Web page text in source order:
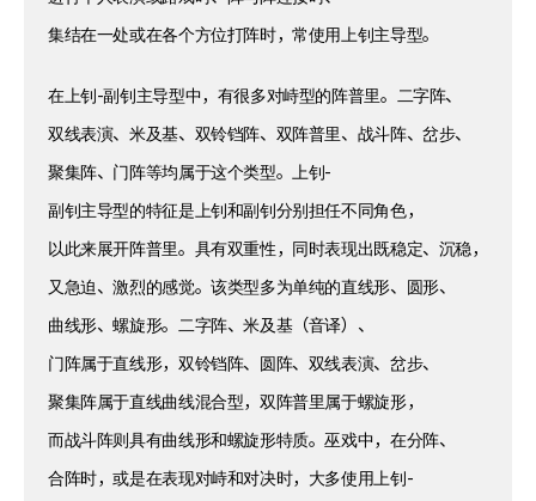
集结在一处或在各个方位打阵时，常使用上钊主导型。
在上钊-副钊主导型中，有很多对峙型的阵普里。二字阵、
双线表演、米及基、双铃铛阵、双阵普里、战斗阵、岔步、
聚集阵、门阵等均属于这个类型。上钊-
副钊主导型的特征是上钊和副钊分别担任不同角色，
以此来展开阵普里。具有双重性，同时表现出既稳定、沉稳，
又急迫、激烈的感觉。该类型多为单纯的直线形、圆形、
曲线形、螺旋形。二字阵、米及基（音译）、
门阵属于直线形，双铃铛阵、圆阵、双线表演、岔步、
聚集阵属于直线曲线混合型，双阵普里属于螺旋形，
而战斗阵则具有曲线形和螺旋形特质。巫戏中，在分阵、
合阵时，或是在表现对峙和对决时，大多使用上钊-